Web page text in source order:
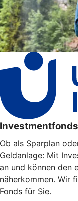
Investmentfonds
Ob als Sparplan
Geldanlage: Mit
an und können den
näherkommen. Wir
Fonds für Sie.